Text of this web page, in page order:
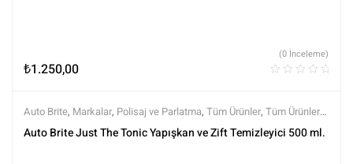
₺1.250,00
(0 İnceleme)
Auto Brite, Markalar, Polisaj ve Parlatma, Tüm Ürünler, Tüm Ürünler,
Yüzey Temizleyici ve Arındırıcılar,Yüzey Temizleyiciler
Auto Brite Just The Tonic Yapışkan ve Zift Temizleyici 500 ml.